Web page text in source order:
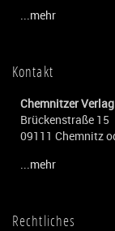
...mehr
Kontakt
Chemnitzer
Brückenstraße 15
09111 Chemnitz
...mehr
Rechtliches